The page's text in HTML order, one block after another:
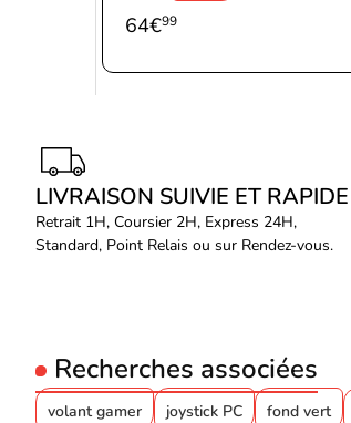
64€99
LIVRAISON SUIVIE ET RAPIDE
Retrait 1H, Coursier 2H, Express 24H,
Standard, Point Relais ou sur Rendez-vous.
Recherches associées
volant gamer joystick PC fond vert